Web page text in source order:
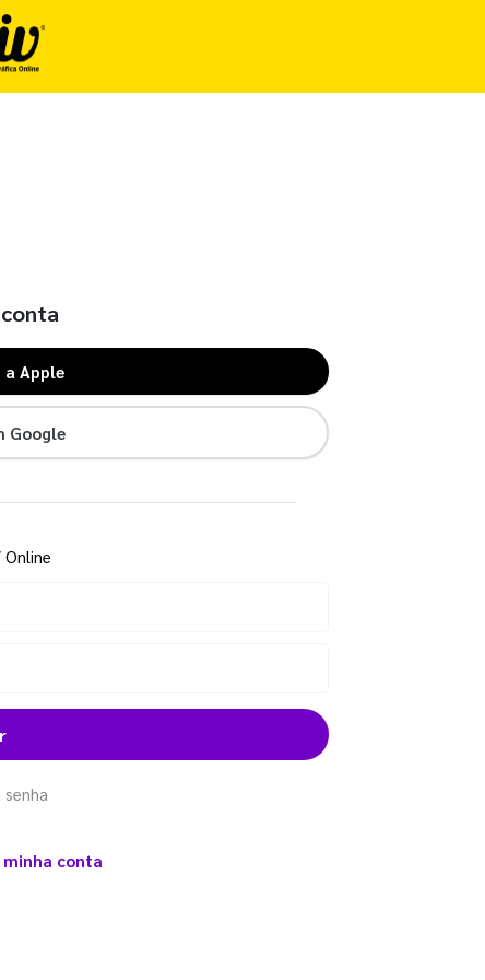
Apple
Google
Online
senha
conta